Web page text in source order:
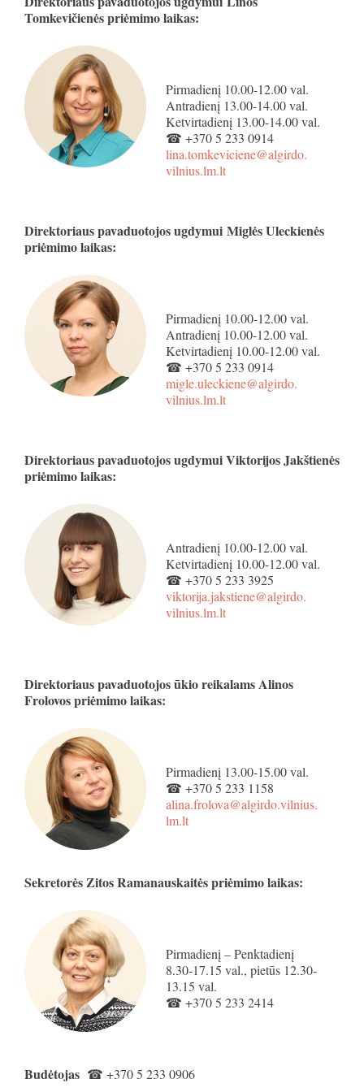
Tomkevičienės priėmimo laikas:
Pirmadienį 10.00-12.00 val.
Antradienį 13.00-14.00 val.
Ketvirtadienį 13.00-14.00 val.
☎ +370 5 233 0914
lina.tomkeviciene@algirdo.
vilnius.lm.lt
Direktoriaus pavaduotojos ugdymui Miglės Uleckienės
priėmimo laikas:
Pirmadienį 10.00-12.00 val.
Antradienį 10.00-12.00 val.
Ketvirtadienį 10.00-12.00 val.
☎ +370 5 233 0914
migle.uleckiene@algirdo.
vilnius.lm.lt
Direktoriaus pavaduotojos ugdymui Viktorijos Jakštienės
priėmimo laikas:
Antradienį 10.00-12.00 val.
Ketvirtadienį 10.00-12.00 val.
☎ +370 5 233 3925
viktorija.jakstiene@algirdo.
vilnius.lm.lt
Direktoriaus pavaduotojos ūkio reikalams Alinos
Frolovos priėmimo laikas:
Pirmadienį 13.00-15.00 val.
☎ +370 5 233 1158
alina.frolova@algirdo.vilnius.
lm.lt
Sekretorės Zitos Ramanauskaitės priėmimo laikas:
Pirmadienį – Penktadienį
8.30-17.15 val., pietūs 12.30-
13.15 val.
☎ +370 5 233 2414
Budėtojas ☎ +370 5 233 0906